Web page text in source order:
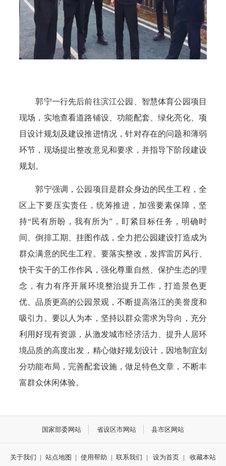
郭宁一行先后前往滨江公园、智慧体育公园项目
现场，实地查看道路铺设、功能配套、绿化亮化、项
目设计规划及建设推进情况，针对存在的问题和薄弱
环节，现场提出整改意见和要求，并指导下阶段建设
规划。
郭宁强调，公园项目是群众身边的民生工程，全
区上下要压实责任，统筹推进，加强要素保障，坚
持“民有所盼，我有所为”，盯紧目标任务，明确时
间、倒排工期、挂图作战，全力把公园建设打造成为
群众满意的民生工程。要落实整改，发挥雷厉风行、
快干实干的工作作风，强化尊重自然、保护生态的理
念，有力有序开展环境整治提升工作，打造景色更
优、品质更高的公园景观，不断提高洛江的美誉度和
吸引力。要以人为本，坚持以群众需求为导向，充分
利用好现有资源，从激发城市经济活力、提升人居环
境品质的高度出发，精心做好规划设计，因地制宜划
分功能布局，完善配套设施，做足特色文章，不断丰
富群众休闲体验。
国家部委网站 省设区市网站 县市区网站
关于我们 | 站点地图 | 使用帮助 | 联系我们 | 设为首页 | 收藏本站